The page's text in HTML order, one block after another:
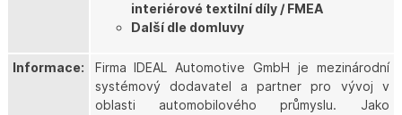
interiérové textilní díly / FMEA
Další dle domluvy
Informace:
Firma IDEAL Automotive GmbH je mezinárodní
systémový dodavatel a partner pro vývoj v
oblasti automobilového průmyslu. Jako